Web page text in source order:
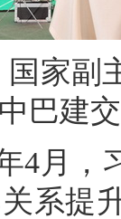
国家
巴建
4月
系提